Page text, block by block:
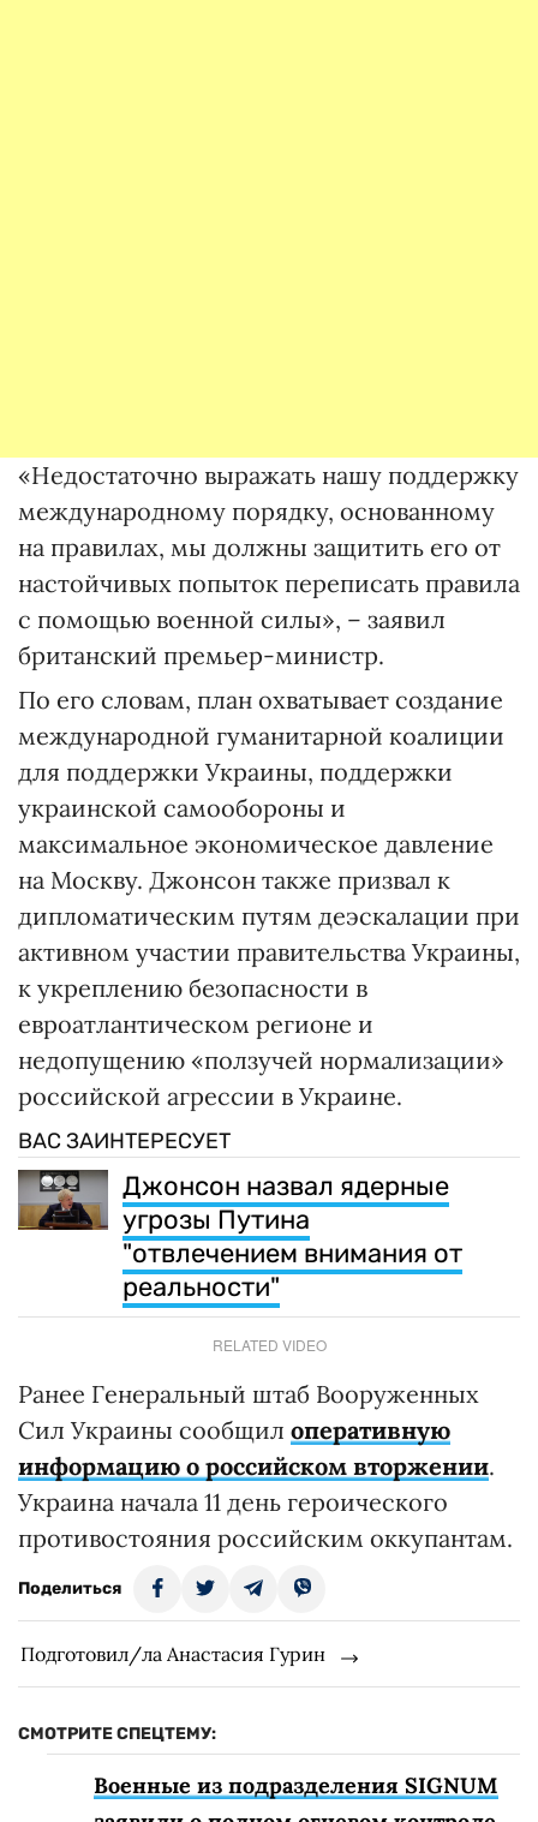
«Недостаточно выражать нашу поддержку
международному порядку, основанному
на правилах, мы должны защитить его от
настойчивых попыток переписать правила
с помощью военной силы», – заявил
британский премьер-министр.
По его словам, план охватывает создание
международной гуманитарной коалиции
для поддержки Украины, поддержки
украинской самообороны и
максимальное экономическое давление
на Москву. Джонсон также призвал к
дипломатическим путям деэскалации при
активном участии правительства Украины,
к укреплению безопасности в
евроатлантическом регионе и
недопущению «ползучей нормализации»
российской агрессии в Украине.
ВАС ЗАИНТЕРЕСУЕТ
Джонсон назвал ядерные
угрозы Путина
"отвлечением внимания от
реальности"
RELATED VIDEO
Ранее Генеральный штаб Вооруженных
Сил Украины сообщил оперативную
информацию о российском вторжении.
Украина начала 11 день героического
противостояния российским оккупантам.
Поделиться
Подготовил/ла Анастасия Гурин
СМОТРИТЕ СПЕЦТЕМУ:
Военные из подразделения SIGNUM